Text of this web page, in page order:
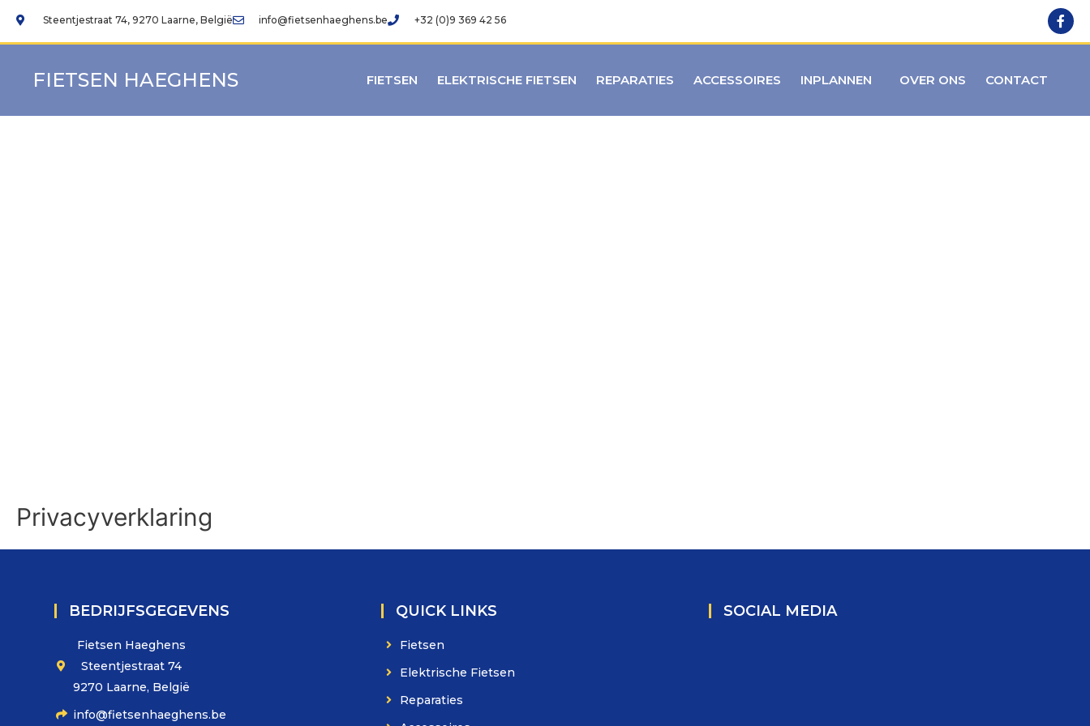
Steentjestraat 74, 9270 Laarne, België info@fietsenhaeghens.be +32 (0)9 369 42 56
FIETSEN HAEGHENS FIETSEN ELEKTRISCHE FIETSEN REPARATIES ACCESSOIRES INPLANNEN OVER ONS CONTACT
Privacyverklaring
BEDRIJFSGEGEVENS
Fietsen Haeghens
Steentjestraat 74
9270 Laarne, België
info@fietsenhaeghens.be
QUICK LINKS
Fietsen
Elektrische Fietsen
Reparaties
SOCIAL MEDIA